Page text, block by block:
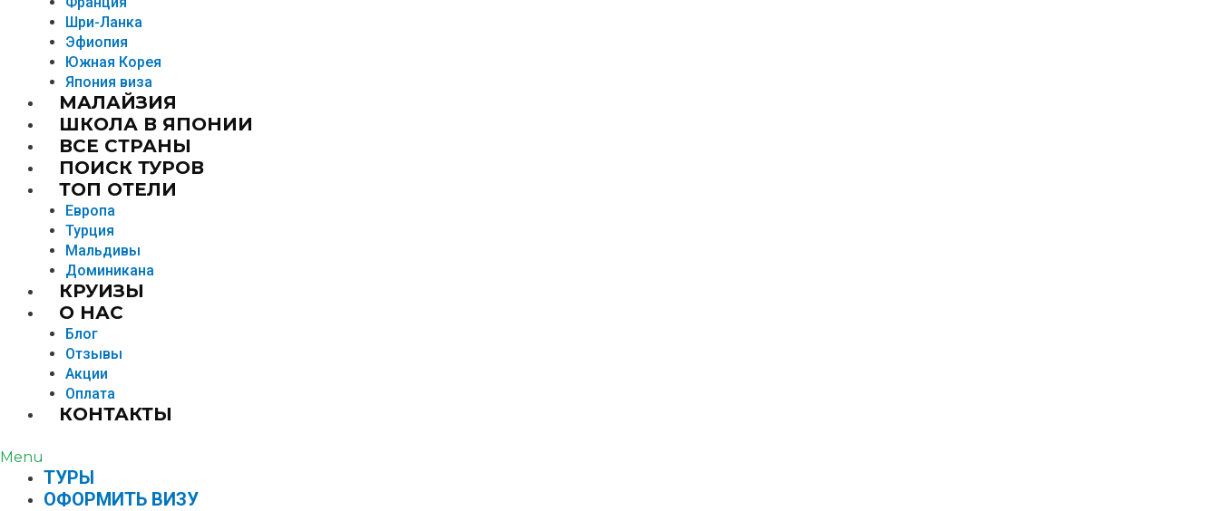
Шри-Ланка
Эфиопия
Южная Корея
Япония виза
МАЛАЙЗИЯ
ШКОЛА В ЯПОНИИ
ВСЕ СТРАНЫ
ПОИСК ТУРОВ
ТОП ОТЕЛИ
Европа
Турция
Мальдивы
Доминикана
КРУИЗЫ
О НАС
Блог
Отзывы
Акции
Оплата
КОНТАКТЫ
Menu
TУРЫ
ОФОРМИТЬ ВИЗУ